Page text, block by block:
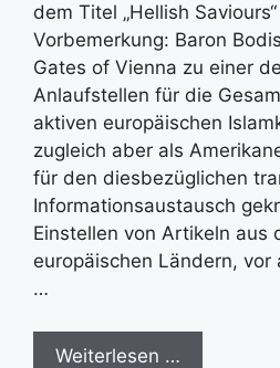
dem Titel „Hellish
Vorbemerkung: Baron
Gates of Vienna zu einer
Anlaufstellen für die
aktiven europäischen
zugleich aber als
für den diesbezüglichen
Informationsaustausch
Einstellen von Artikeln aus
europäischen Ländern, vor
…
Weiterlesen …